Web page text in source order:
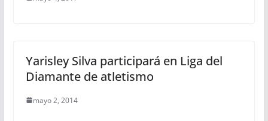
Yarisley Silva participará en Liga del
Diamante de atletismo
mayo 2, 2014